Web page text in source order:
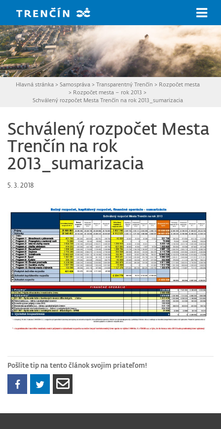
Hlavná stránka > Samospráva > Transparentný Trenčín > Rozpočet mesta
> Rozpočet mesta – rok 2013 >
Schválený rozpočet Mesta Trenčín na rok 2013_sumarizacia
Schválený rozpočet Mesta
Trenčín na rok
2013_sumarizacia
5. 3. 2018
Pošlite tip na tento článok svojim priateľom!